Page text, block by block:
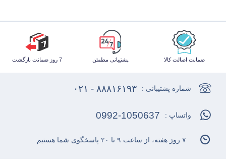
ضمانت اصالت کالا پشتیبانی مطمئن 7 روز ضمانت بازگشت
شماره پشتیبانی : ۸۸۸۱۶۱۹۳ - ۰۲۱
واتساپ : 0992-1050637
۷ روز هفته، از ساعت ۹ تا ۲۰ پاسخگوی شما هستیم